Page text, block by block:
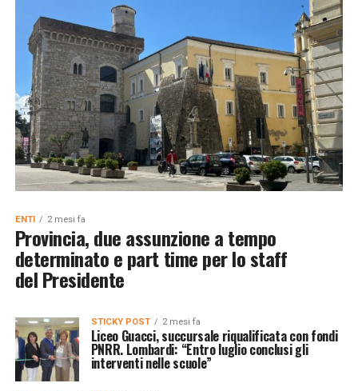
ENTI 2 mesi fa
Provincia, due assunzione a tempo
determinato e part time per lo staff
del Presidente
STICKY POST 2 mesi fa
Liceo Guacci, succursale riqualificata con fondi
PNRR. Lombardi: “Entro luglio conclusi gli
interventi nelle scuole”